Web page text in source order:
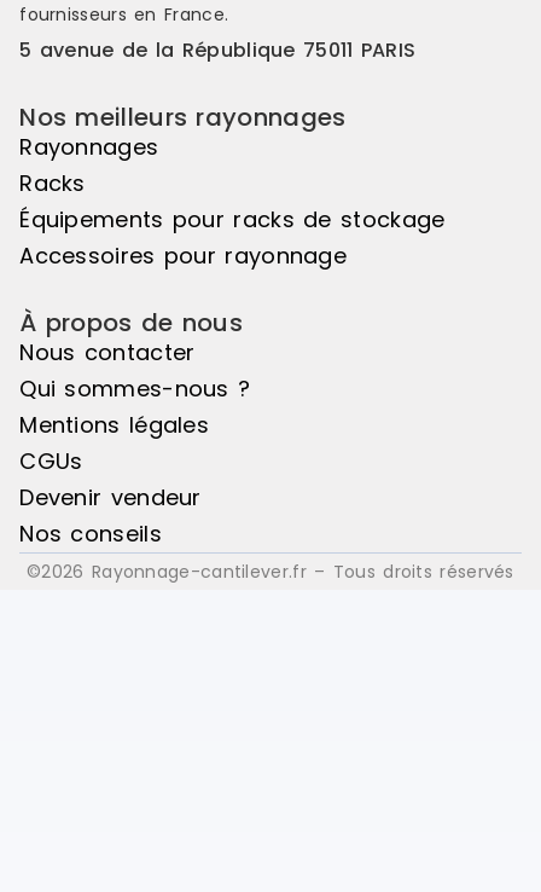
fournisseurs en France.
5 avenue de la République 75011 PARIS
Nos meilleurs rayonnages
Rayonnages
Racks
Équipements pour racks de stockage
Accessoires pour rayonnage
À propos de nous
Nous contacter
Qui sommes-nous ?
Mentions légales
CGUs
Devenir vendeur
Nos conseils
©2026 Rayonnage-cantilever.fr – Tous droits réservés